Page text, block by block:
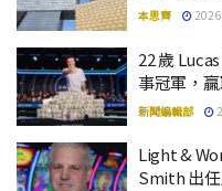
本思齊
22 歲
事冠軍，
新聞編輯部
Light &
Smith 出